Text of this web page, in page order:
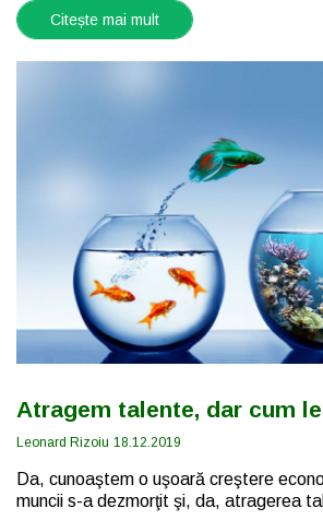
Citește mai mult
Atragem talente, dar cum
Leonard Rizoiu 18.12.2019
Da, cunoaştem o uşoară creştere
muncii s-a dezmorţit şi, da, atragerea